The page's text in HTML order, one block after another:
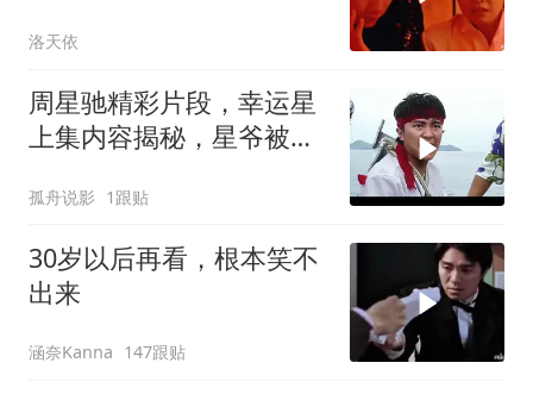
洛天依
周星驰精彩片段，幸运星
上集内容揭秘，星爷被黑
孤舟说影 1跟贴
30岁以后再看，根本笑不
出来
涵奈Kanna 147跟贴